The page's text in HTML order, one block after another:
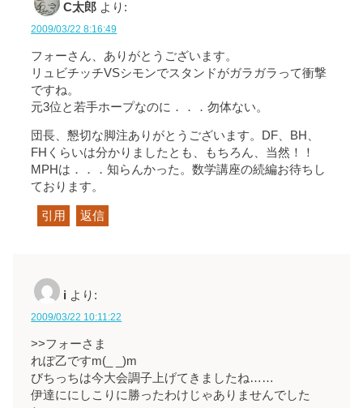
C太郎 より:
2009/03/22 8:16:49
フォーさん、ありがとうございます。
リュビチッチVSシモンでスタンドがガラガラって衝撃
ですね。
元3位と若手ホープなのに．．．勿体ない。
団長、懇切な脚注ありがとうございます。DF、BH、
FHくらいは分かりましたとも、もちろん、当然！！
MPHは．．．知らんかった。数学講座の続編お待ちし
ております。
引用 返信
i より:
2009/03/22 10:11:22
>>フォーさま
れぽ乙ですm(_ _)m
びちっちは今大会調子上げてきましたね……
伊達ににしこりに勝ったわけじゃありませんでした